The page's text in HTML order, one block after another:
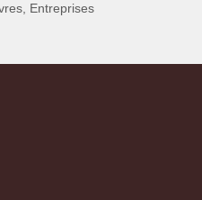
Entreprises